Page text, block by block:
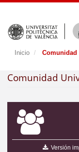
Inicio Comunidad
Comunidad
Versión